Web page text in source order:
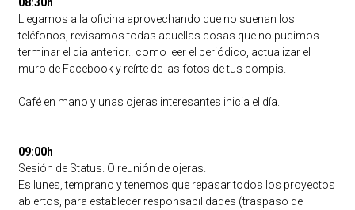
Llegamos a la oficina aprovechando que no suenan los
teléfonos, revisamos todas aquellas cosas que no pudimos
terminar el dia anterior.. como leer el periódico, actualizar el
muro de Facebook y reírte de las fotos de tus compis.
Café en mano y unas ojeras interesantes inicia el día.
09:00h
Sesión de Status. O reunión de ojeras.
Es lunes, temprano y tenemos que repasar todos los proyectos
abiertos, para establecer responsabilidades (traspaso de